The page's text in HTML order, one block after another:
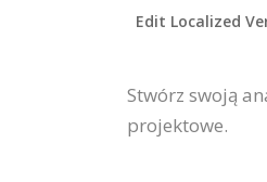
Edit Localized
Stwórz swoją
projektowe.